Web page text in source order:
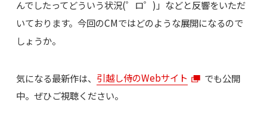
んでしたってどういう状況(゜ロ゜)」などと反響をいただ
いております。今回のCMではどのような展開になるので
しょうか。
気になる最新作は、 引越し侍のWebサイト
でも公開
中。ぜひご視聴ください。